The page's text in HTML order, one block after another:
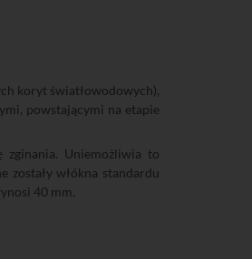
koryt światłowodowych),
powstającymi na etapie
zginania. Uniemożliwia to
zostały włókna standardu
40 mm.